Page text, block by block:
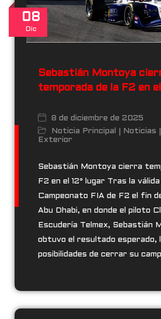
1/ You're going to hear a lot about
RWAs just crossed $26B on-chain,
08
Dic
Sebastián Montoya
temporada de la F2 en
8 de diciembre de 2025
Noticia Principal
Noticias
Exterior
Sebastián Montoya cierra
F2 en el 12° lugar Tras la
Campeonato FIA de F2 el fin
Abu Dhabi, en donde el piloto
Escudería Telmex, Sebastián
obtuvo el resultado esperado,
posibilidades de cerrar su